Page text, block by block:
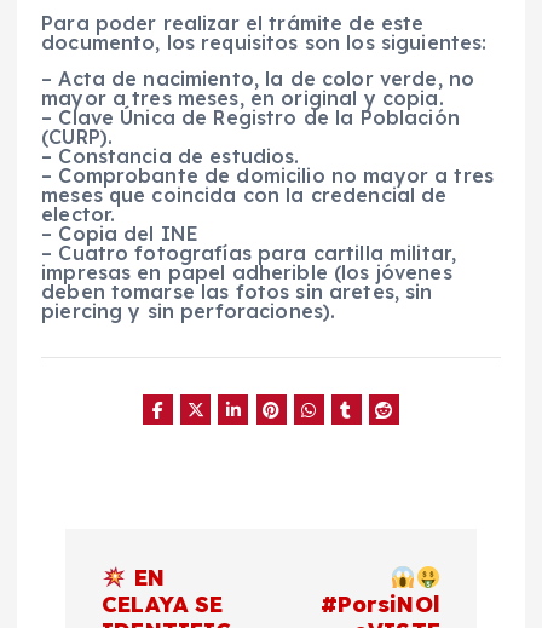
Para poder realizar el trámite de este
documento, los requisitos son los siguientes:
– Acta de nacimiento, la de color verde, no
mayor a tres meses, en original y copia.
– Clave Única de Registro de la Población
(CURP).
– Constancia de estudios.
– Comprobante de domicilio no mayor a tres
meses que coincida con la credencial de
elector.
– Copia del INE
– Cuatro fotografías para cartilla militar,
impresas en papel adherible (los jóvenes
deben tomarse las fotos sin aretes, sin
piercing y sin perforaciones).
EN
CELAYA SE
#PorsiNOl